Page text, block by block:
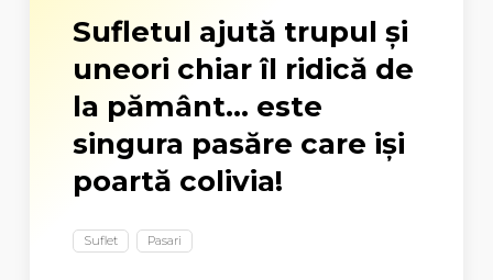
Sufletul ajută trupul şi
uneori chiar îl ridică de
la pământ... este
singura pasăre care işi
poartă colivia!
Suflet Pasari